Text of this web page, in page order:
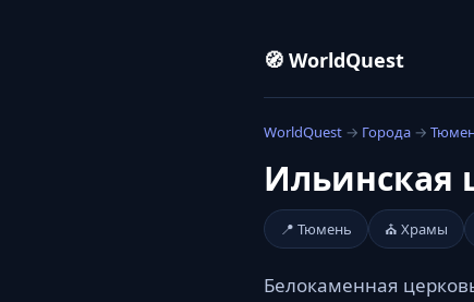
🧭 WorldQuest
WorldQuest → Города →
Ильинская
📍 Тюмень ⛪ Храмы
Белокаменная